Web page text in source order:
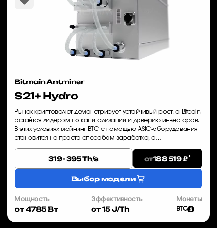
Bitmain Antminer
S21+ Hydro
Рынок криптовалют демонстрирует устойчивый рост, а Bitcoin
остаётся лидером по капитализации и доверию инвесторов.
В этих условиях майнинг BTC с помощью ASIC-оборудования
становится не просто способом заработка, а
319 - 395 Th/s от188 519 ₽*
Выбор модели
Мощность
от 4785 Вт
Эффективность
от 15 J/Th
Монеты
BTC